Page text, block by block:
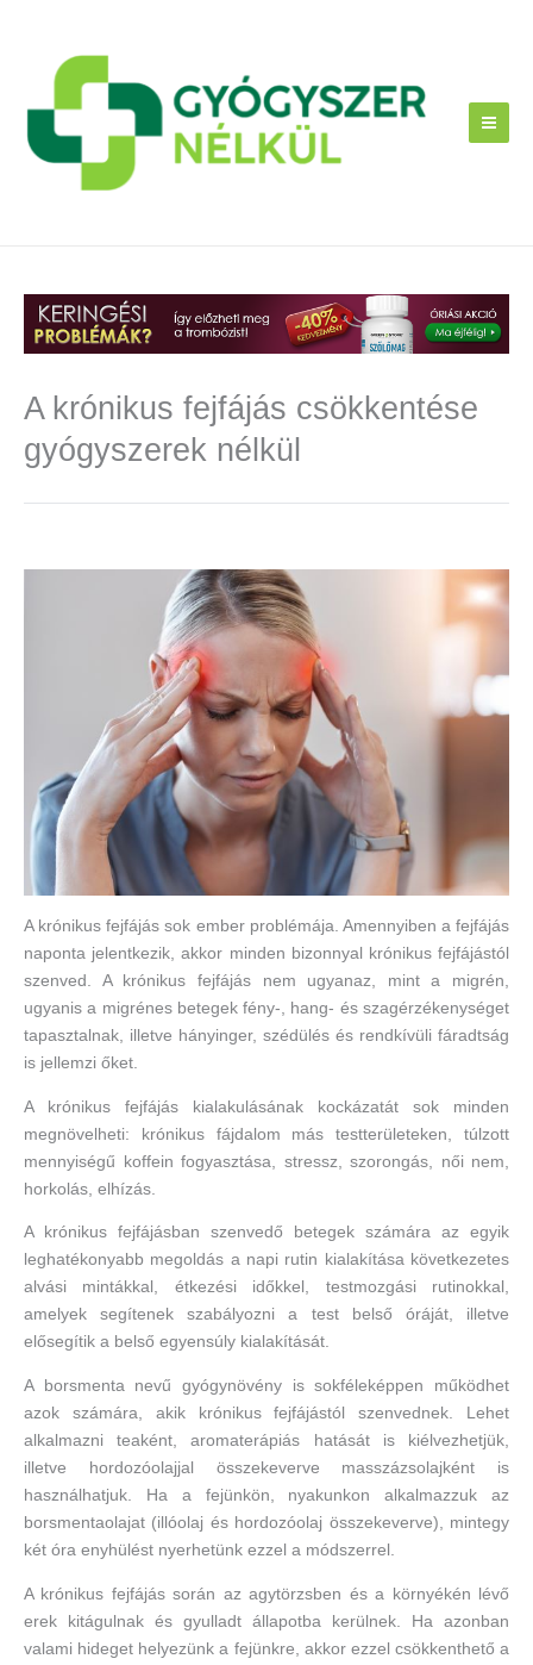
A krónikus fejfájás csökkentése
gyógyszerek nélkül
A krónikus fejfájás sok ember problémája. Amennyiben a fejfájás
naponta jelentkezik, akkor minden bizonnyal krónikus fejfájástól
szenved. A krónikus fejfájás nem ugyanaz, mint a migrén,
ugyanis a migrénes betegek fény-, hang- és szagérzékenységet
tapasztalnak, illetve hányinger, szédülés és rendkívüli fáradtság
is jellemzi őket.
A krónikus fejfájás kialakulásának kockázatát sok minden
megnövelheti: krónikus fájdalom más testterületeken, túlzott
mennyiségű koffein fogyasztása, stressz, szorongás, női nem,
horkolás, elhízás.
A krónikus fejfájásban szenvedő betegek számára az egyik
leghatékonyabb megoldás a napi rutin kialakítása következetes
alvási mintákkal, étkezési időkkel, testmozgási rutinokkal,
amelyek segítenek szabályozni a test belső óráját, illetve
elősegítik a belső egyensúly kialakítását.
A borsmenta nevű gyógynövény is sokféleképpen működhet
azok számára, akik krónikus fejfájástól szenvednek. Lehet
alkalmazni teaként, aromaterápiás hatását is kiélvezhetjük,
illetve hordozóolajjal összekeverve masszázsolajként is
használhatjuk. Ha a fejünkön, nyakunkon alkalmazzuk az
borsmentaolajat (illóolaj és hordozóolaj összekeverve), mintegy
két óra enyhülést nyerhetünk ezzel a módszerrel.
A krónikus fejfájás során az agytörzsben és a környékén lévő
erek kitágulnak és gyulladt állapotba kerülnek. Ha azonban
valami hideget helyezünk a fejünkre, akkor ezzel csökkenthető a